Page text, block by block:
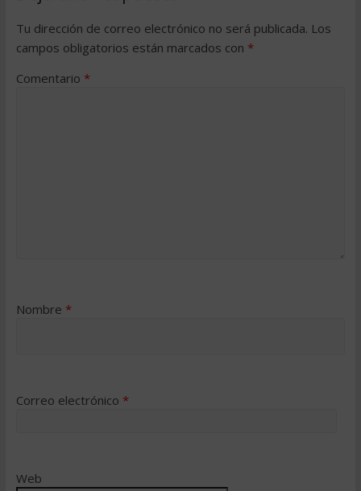
Tu dirección de correo electrónico no será publicada. Los
campos obligatorios están marcados con *
Comentario *
Nombre *
Correo electrónico *
Web